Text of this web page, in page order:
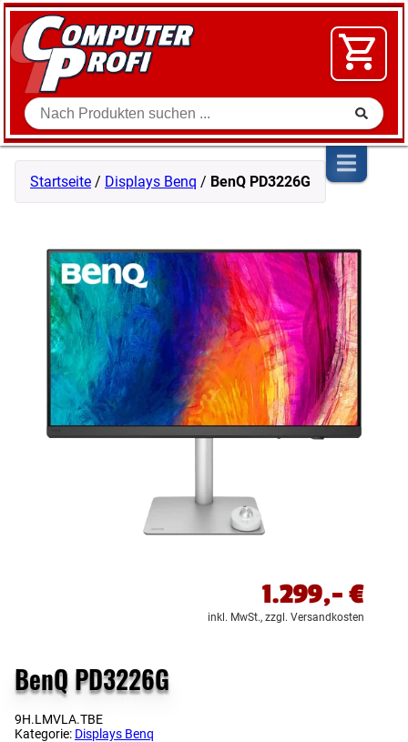
Zum Inhalt springen
Suche
SOFTWARE
VIDEO
SHOP
Startseite / Displays Benq / BenQ PD3226G
1.299,-€
inkl. MwSt., zzgl. Versandkosten
BenQ PD3226G
9H.LMVLA.TBE
Kategorie: Displays Benq